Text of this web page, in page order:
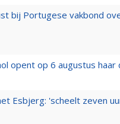
bij Portugese vakbond
opent op 6 augustus haar
Esbjerg: 'scheelt zeven